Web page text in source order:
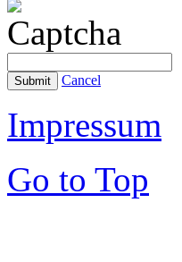
Submit Cancel
Impressum
Go to Top